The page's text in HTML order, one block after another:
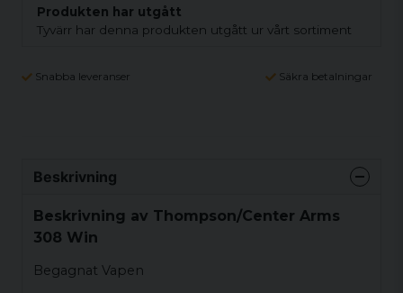
Produkten har utgått
Tyvärr har denna produkten utgått ur vårt sortiment
Snabba leveranser Säkra betalningar
Beskrivning
Beskrivning av Thompson/Center Arms
308 Win
Begagnat Vapen